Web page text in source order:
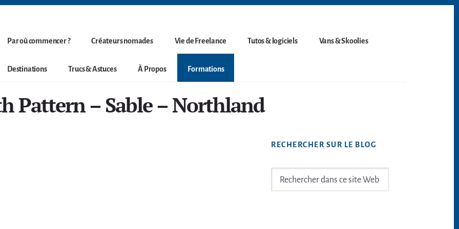
Par où commencer ? Créateurs nomades Vie de Freelance Tutos & logiciels Vans & Skoolies
Destinations Trucs & Astuces À Propos Formations
Pattern – Sable – Northland
latérale
principale
RECHERCHER SUR LE BLOG
Rechercher